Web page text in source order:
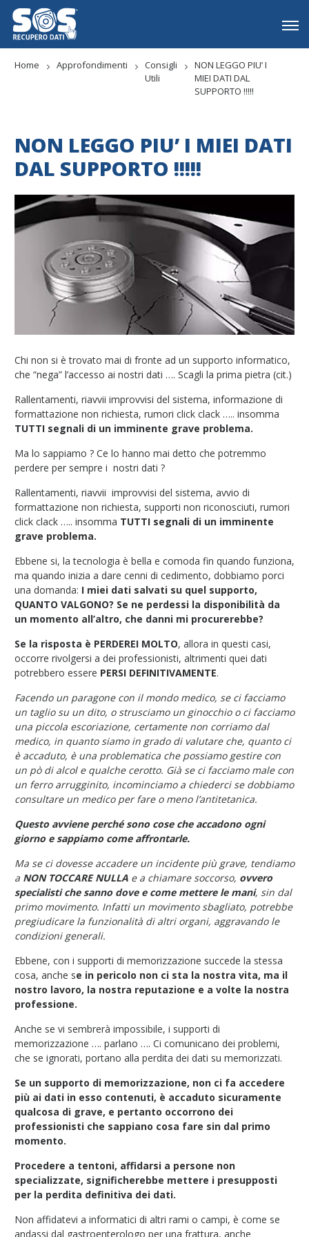
Home Approfondimenti
Consigli
Utili
NON LEGGO PIU’ I
MIEI DATI DAL
SUPPORTO !!!!!
NON LEGGO PIU’ I MIEI DATI
DAL SUPPORTO !!!!!
Chi non si è trovato mai di fronte ad un supporto informatico,
che “nega” l’accesso ai nostri dati …. Scagli la prima pietra (cit.)
Rallentamenti, riavvii improvvisi del sistema, informazione di
formattazione non richiesta, rumori click clack ….. insomma
TUTTI segnali di un imminente grave problema.
Ma lo sappiamo ? Ce lo hanno mai detto che potremmo
perdere per sempre i nostri dati ?
Rallentamenti, riavvii improvvisi del sistema, avvio di
formattazione non richiesta, supporti non riconosciuti, rumori
click clack ….. insomma TUTTI segnali di un imminente
grave problema.
Ebbene si, la tecnologia è bella e comoda fin quando funziona,
ma quando inizia a dare cenni di cedimento, dobbiamo porci
una domanda: I miei dati salvati su quel supporto,
QUANTO VALGONO? Se ne perdessi la disponibilità da
un momento all’altro, che danni mi procurerebbe?
Se la risposta è PERDEREI MOLTO, allora in questi casi,
occorre rivolgersi a dei professionisti, altrimenti quei dati
potrebbero essere PERSI DEFINITIVAMENTE.
Facendo un paragone con il mondo medico, se ci facciamo
un taglio su un dito, o strusciamo un ginocchio o ci facciamo
una piccola escoriazione, certamente non corriamo dal
medico, in quanto siamo in grado di valutare che, quanto ci
è accaduto, è una problematica che possiamo gestire con
un pò di alcol e qualche cerotto. Già se ci facciamo male con
un ferro arrugginito, incominciamo a chiederci se dobbiamo
consultare un medico per fare o meno l’antitetanica.
Questo avviene perché sono cose che accadono ogni
giorno e sappiamo come affrontarle.
Ma se ci dovesse accadere un incidente più grave, tendiamo
a NON TOCCARE NULLAe a chiamare soccorso, ovvero
specialisti che sanno dove e come mettere le mani, sin dal
primo movimento. Infatti un movimento sbagliato, potrebbe
pregiudicare la funzionalità di altri organi, aggravando le
condizioni generali.
Ebbene, con i supporti di memorizzazione succede la stessa
cosa, anche se in pericolo non ci sta la nostra vita, ma il
nostro lavoro, la nostra reputazione e a volte la nostra
professione.
Anche se vi sembrerà impossibile, i supporti di
memorizzazione …. parlano …. Ci comunicano dei problemi,
che se ignorati, portano alla perdita dei dati su memorizzati.
Se un supporto di memorizzazione, non ci fa accedere
più ai dati in esso contenuti, è accaduto sicuramente
qualcosa di grave, e pertanto occorrono dei
professionisti che sappiano cosa fare sin dal primo
momento.
Procedere a tentoni, affidarsi a persone non
specializzate, significherebbe mettere i presupposti
per la perdita definitiva dei dati.
Non affidatevi a informatici di altri rami o campi, è come se
andassi dal gastroenterologo per una frattura, anche